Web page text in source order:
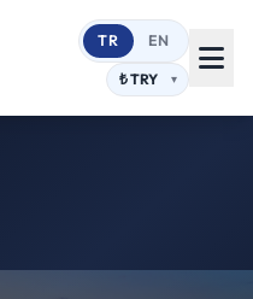
TR EN